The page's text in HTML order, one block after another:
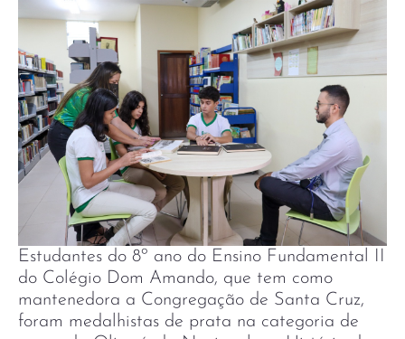
Estudantes do 8º ano do Ensino Fundamental II
do Colégio Dom Amando, que tem como
mantenedora a Congregação de Santa Cruz,
foram medalhistas de prata na categoria de